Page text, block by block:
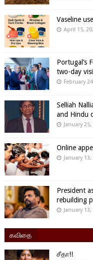
Vaseline
April 15,
Portugal’s
two-day
February
Selliah
and Hindu
January 25,
Online
January 13,
President
rebuilding
January 13,
கவிதை
சீதா!!